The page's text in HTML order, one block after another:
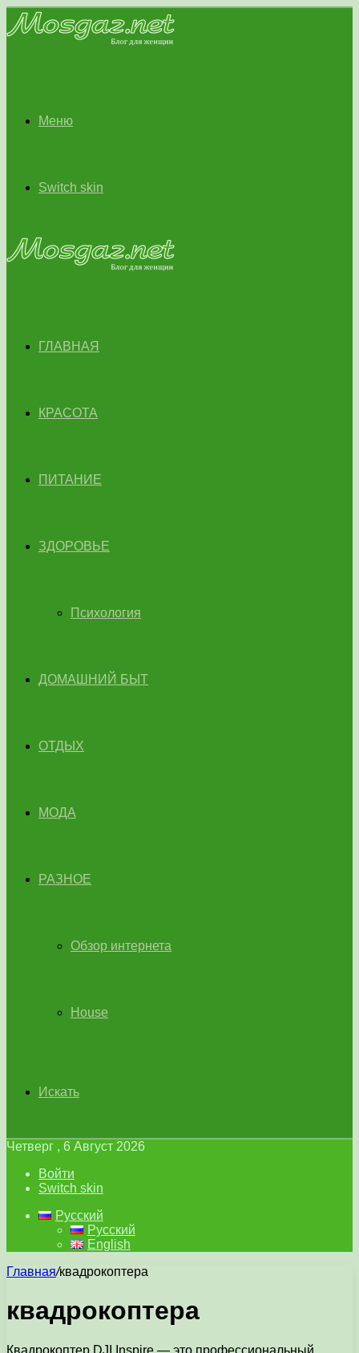
Меню
Switch skin
ГЛАВНАЯ
КРАСОТА
ПИТАНИЕ
ЗДОРОВЬЕ
Психология
ДОМАШНИЙ БЫТ
ОТДЫХ
МОДА
РАЗНОЕ
Обзор интернета
House
Искать
Четверг , 6 Август 2026
Войти
Switch skin
Русский
Русский
English
Главная/квадрокоптера
квадрокоптера
Квадрокоптер DJI Inspire — это профессиональный